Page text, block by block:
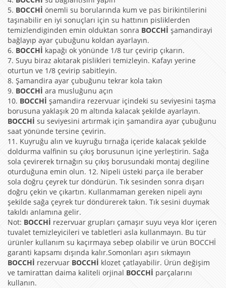
5. BOCCHİ önemli su borularında kum ve pas birikintilerini
taşınabilir en iyi sonuçları için su hattının pisliklerden
temizlendiginden emin olduktan sonra BOCCHİ şamandirayi
bağlayıp ayar çubuğunu koldan ayarlayın.
6. BOCCHİ kapağı ok yönünde 1/8 tur çevirip çıkarın.
7. Suyu biraz akıtarak pislikleri temizleyin. Kafayı yerine
oturtun ve 1/8 çevirip sabitleyin.
8. Şamandira ayar çubuğunu tekrar kola takın
9. BOCCHİ ara musluğunu açın
10. BOCCHİ şamandira rezervuar içindeki su seviyesini taşma
borusuna yaklaşık 20 m altında kalacak şekilde ayarlayın.
BOCCHİ su seviyesini artırmak için şamandira ayar çubuğunu
saat yönünde tersine çevirin.
11. Kuyruğu alın ve kuyruğu tırnağa içeride kalacak şekilde
doldurma valfinin su çıkış borusunun içine yerleştirin. Sağa
sola çevirerek tırnağın su çıkış borusundaki montaj degiline
oturduğuna emin olun. 12. Nipeli üsteki parça ile beraber
sola doğru çeyrek tur döndürün. Tık sesinden sonra dışarı
doğru çekin ve çıkartın. Kullanmaman gereken nipeli aynı
şekilde sağa çeyrek tur döndürerek takın. Tık sesini duymak
takıldı anlamına gelir.
Not: BOCCHİ rezervuar grupları çamaşır suyu veya klor içeren
tuvalet temizleyicileri ve tabletleri asla kullanmayın. Bu tür
ürünler kullanım su kaçırmaya sebep olabilir ve ürün BOCCHİ
garanti kapsamı dışında kalır.Somonları aşırı sıkmayın
BOCCHİ rezervuar BOCCHİ klozet çatlayabilir. Ürün değişim
ve tamirattan daima kaliteli orjinal BOCCHİ parçalarını
kullanın.